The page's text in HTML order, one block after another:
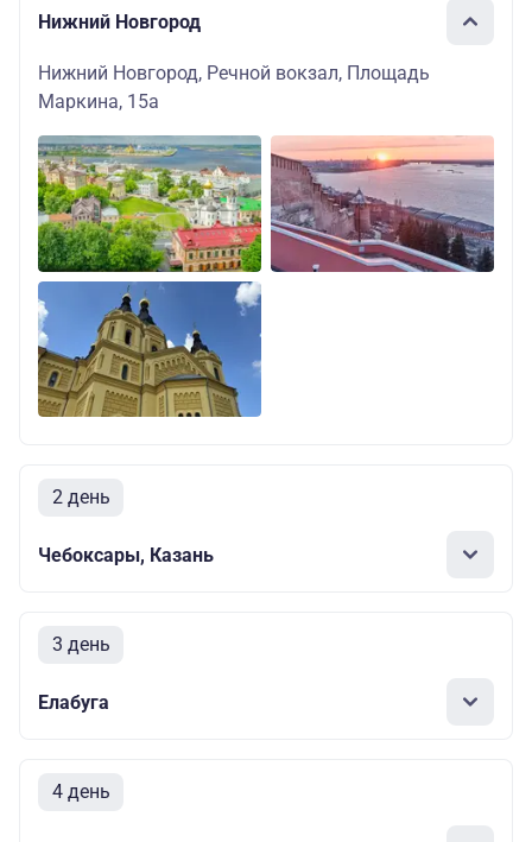
Нижний Новгород
Нижний Новгород, Речной вокзал, Площадь
Маркина, 15а
2 день
Чебоксары, Казань
3 день
Елабуга
4 день